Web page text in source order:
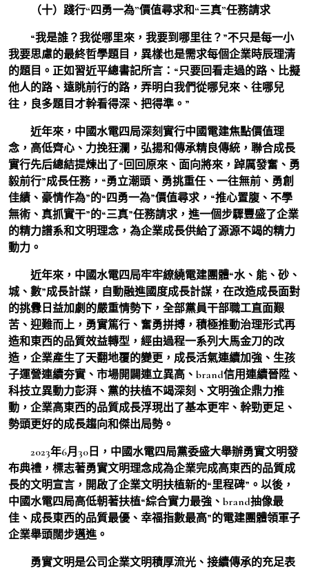
（十）踐行“四勇一為”價值尋求和“三真”任務請求
“我是誰？我從哪里來，我要到哪里往？”不只是每一小
我要思慮的最終哲學題目，異樣也是需求每個企業時辰理清
的題目。正如習近平總書記所言：“只要回看走過的路、比擬
他人的路、遠眺前行的路，弄明白我們從哪兒來、往哪兒
往，良多題目才幹看得深、把得準。”
近年來，中國水電四局深刻實行中國電建焦點價值理
念，高低齊心、力挽狂瀾，弘揚和傳承精良傳統，聯合成長
實行先后總結提煉出了“回回原來、面向將來，踔厲發奮、勇
毅前行”成長任務，“勇立潮頭、勇挑重任、一往無前、勇創
佳績、豪情作為”的“四勇一為”價值尋求，“推心置腹、不學
無術、真抓實干”的“三真”任務請求，進一個步驟豐盛了企業
的精力譜系和文明理念，為企業成長供給了源源不竭的精力
動力。
近年來，中國水電四局牢牢繚繞電建團體“水、能、砂、
城、數”成長計謀，自動融進國度成長計謀，在改造成長面對
的挑釁日益加劇的嚴重情勢下，全部黨員干部職工直面艱
苦、迎難而上，勇實篤行、奮勇拼搏，積極推動治理形式再
造和東西的品質效益轉型，經由過程一系列大馬金刀的改
造，企業產生了天翻地覆的變更，成長活氣連續加強、生孩
子運營連續夯實、市場開闢連立異高、brand信用連續晉陞、
科技立異動力彭湃、黨的扶植不竭深刻、文明強企鼎力推
動，企業高東西的品質成長浮現出了基本更牢、幹勁更足、
勢頭更好的成長趨向和傑出局勢。
2023年6月30日，中國水電四局黨委盛大舉辦勇實文明發
布典禮，標志著勇實文明理念成為企業完成高東西的品質成
長的文明宣言，開啟了企業文明扶植新的“里程碑”。以後，
中國水電四局高低朝著扶植“綜合實力最強、brand抽像最
佳、成長東西的品質最優、幸福指數最高”的電建團體領軍子
企業舉頭闊步邁進。
勇實文明是公司企業文明積厚流光、接續傳承的充足表